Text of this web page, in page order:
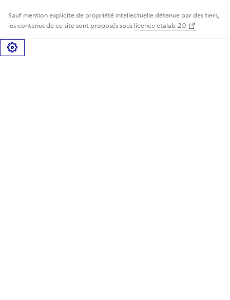
Sauf mention explicite de propriété intellectuelle détenue par des tiers,
les contenus de ce site sont proposés sous licence etalab-2.0
Gérer les cookies